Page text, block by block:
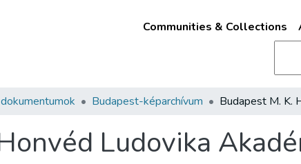
Communities & Collections
Budapest-képarchívum
Ludovika